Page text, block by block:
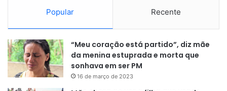
número três da Santa Sé. Foi nessa reunião de trabalho, a
primeira desde sua internação, que Francisco assinou as
canonizações e convocou o encontro de cardeais.
Popular Recente
“Meu coração está partido”, diz mãe
da menina estuprada e morta que
sonhava em ser PM
16 de março de 2023